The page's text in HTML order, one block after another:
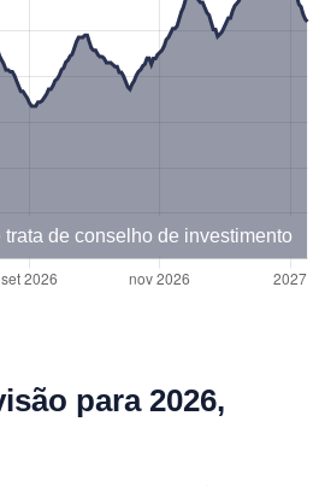
trata de conselho de investimento
para 2026,